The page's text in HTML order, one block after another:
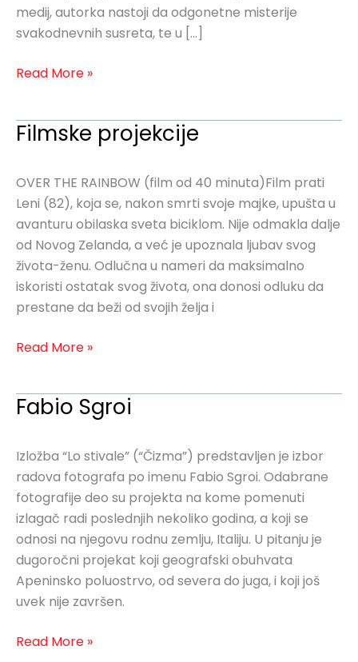
medij, autorka nastoji da odgonetne misterije
svakodnevnih susreta, te u […]
Read More »
Filmske projekcije
OVER THE RAINBOW (film od 40 minuta)Film prati
Leni (82), koja se, nakon smrti svoje majke, upušta u
avanturu obilaska sveta biciklom. Nije odmakla dalje
od Novog Zelanda, a već je upoznala ljubav svog
života-ženu. Odlučna u nameri da maksimalno
iskoristi ostatak svog života, ona donosi odluku da
prestane da beži od svojih želja i
Filmske
Read More »
Fabio Sgroi
Izložba “Lo stivale” (“Čizma”) predstavljen je izbor
radova fotografa po imenu Fabio Sgroi. Odabrane
fotografije deo su projekta na kome pomenuti
izlagač radi poslednjih nekoliko godina, a koji se
odnosi na njegovu rodnu zemlju, Italiju. U pitanju je
dugoročni projekat koji geografski obuhvata
Apeninsko poluostrvo, od severa do juga, i koji još
uvek nije završen.
Fabio
Read More »